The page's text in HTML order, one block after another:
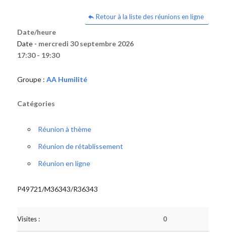
Retour à la liste des réunions en ligne
Date/heure
Date - mercredi 30 septembre 2026
17:30 - 19:30
Groupe : AA Humilité
Catégories
Réunion à thème
Réunion de rétablissement
Réunion en ligne
P49721/M36343/R36343
Visites : 0